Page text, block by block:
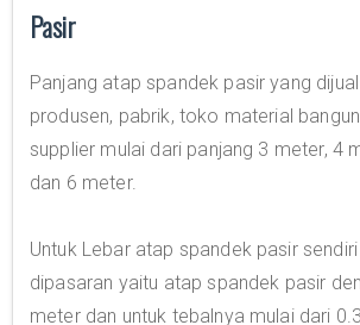
Pasir
Panjang atap spandek pasir yang
produsen, pabrik, toko material
supplier mulai dari panjang 3 meter, 4
dan 6 meter.
Untuk Lebar atap spandek pasir
dipasaran yaitu atap spandek pasir
meter dan untuk tebalnya mulai dari